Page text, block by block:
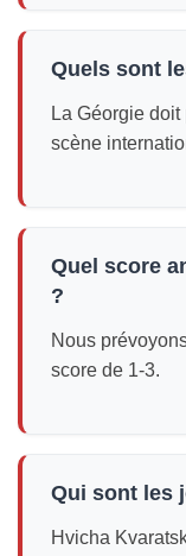
Quels sont
La Géorgie
scène
Quel score
?
Nous
score de 1-3.
Qui sont les
Hvicha